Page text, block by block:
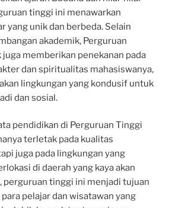
tinggi ini menawarkan
yang unik dan berbeda. Selain
akademik, Perguruan
juga memberikan penekanan pada
dan spiritualitas mahasiswanya,
lingkungan yang kondusif untuk
dan sosial.
pendidikan di Perguruan Tinggi
terletak pada kualitas
juga pada lingkungan yang
di daerah yang kaya akan
perguruan tinggi ini menjadi tujuan
pelajar dan wisatawan yang